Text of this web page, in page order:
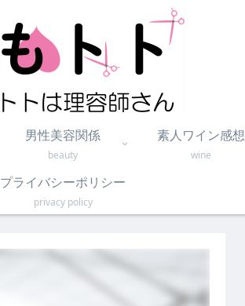
男性美容関係
beauty
素人ワイン感想
wine
プライバシーポリシー
privacy policy